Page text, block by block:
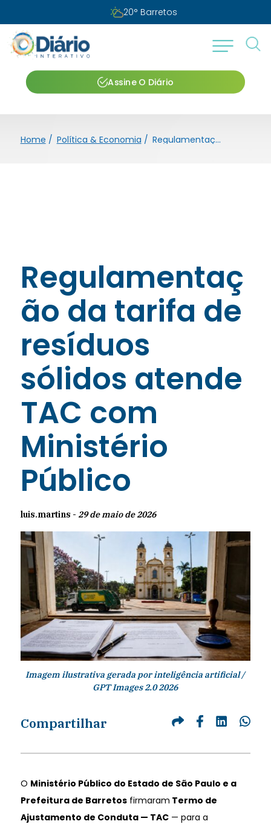
Quinta-feira, 06 de agosto de 2026
Assine O Diário
Home / Política & Economia / Regulamentação da tarifa de resíduos sólidos atende TAC com Ministério Público
Regulamentaç
ão da tarifa de
resíduos
sólidos atende
TAC com
Ministério
Público
luis.martins - 29 de maio de 2026
Imagem ilustrativa gerada por inteligência artificial /
GPT Images 2.0 2026
Compartilhar
O Ministério Público do Estado de São Paulo e a
Prefeitura de Barretosfirmaram Termo de
Ajustamento de Conduta — TAC— para a